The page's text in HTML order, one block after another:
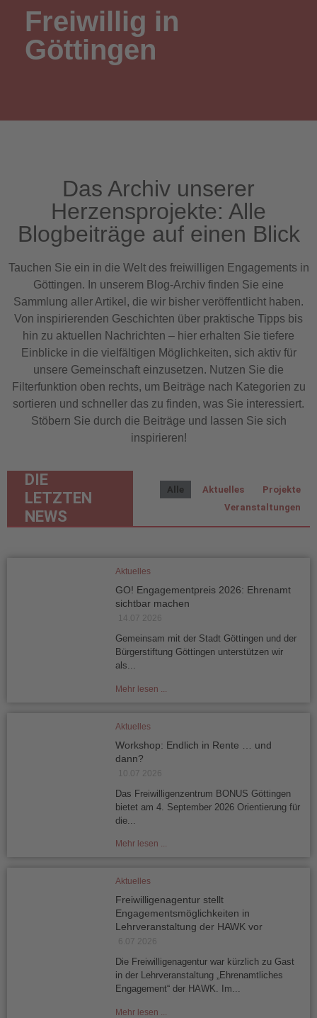
Freiwillig in
Göttingen
Das Archiv unserer
Herzensprojekte: Alle
Blogbeiträge auf einen Blick
Tauchen Sie ein in die Welt des freiwilligen Engagements in
Göttingen. In unserem Blog-Archiv finden Sie eine
Sammlung aller Artikel, die wir bisher veröffentlicht haben.
Von inspirierenden Geschichten über praktische Tipps bis
hin zu aktuellen Nachrichten – hier erhalten Sie tiefere
Einblicke in die vielfältigen Möglichkeiten, sich aktiv für
unsere Gemeinschaft einzusetzen. Nutzen Sie die
Filterfunktion oben rechts, um Beiträge nach Kategorien zu
sortieren und schneller das zu finden, was Sie interessiert.
Stöbern Sie durch die Beiträge und lassen Sie sich
inspirieren!
DIE
LETZTEN
NEWS
Alle Aktuelles
Projekte
Veranstaltungen
Aktuelles
GO! Engagementpreis 2026: Ehrenamt
sichtbar machen
14.07 2026
Gemeinsam mit der Stadt Göttingen und der
Bürgerstiftung Göttingen unterstützen wir
als...
Mehr lesen ...
Aktuelles
Workshop: Endlich in Rente … und
dann?
10.07 2026
Das Freiwilligenzentrum BONUS Göttingen
bietet am 4. September 2026 Orientierung für
die...
Mehr lesen ...
Aktuelles
Freiwilligenagentur stellt
Engagementsmöglichkeiten in
Lehrveranstaltung der HAWK vor
6.07 2026
Die Freiwilligenagentur war kürzlich zu Gast
in der Lehrveranstaltung „Ehrenamtliches
Engagement“ der HAWK. Im...
Mehr lesen ...